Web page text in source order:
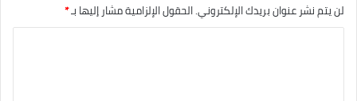
لن يتم نشر عنوان بريدك الإلكتروني.الحقول الإلزامية مشار إليها بـ*